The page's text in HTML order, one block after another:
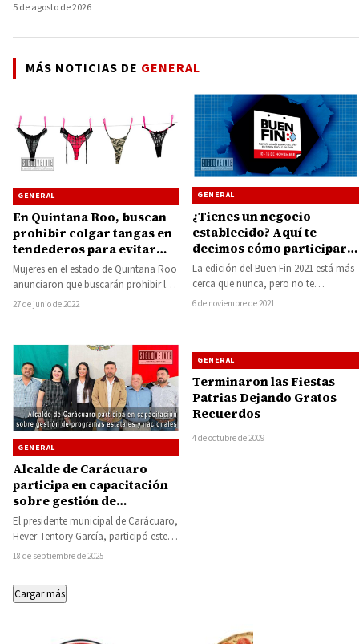
5 de agosto de 2026
MÁS NOTICIAS DE GENERAL
GENERAL
En Quintana Roo, buscan
prohibir colgar tangas en
tendederos para evitar
infidelidades
Mujeres en el estado de Quintana Roo
anunciaron que buscarán prohibir la
exhibición de tangas en tendederos
27 de junio de 2022
GENERAL
¿Tienes un negocio
establecido? Aquí te
decimos cómo participar
en el Buen Fin 2021
La edición del Buen Fin 2021 está más
cerca que nunca, pero no te
preocupes, aún puedes inscribir…
6 de noviembre de 2021
GENERAL
Alcalde de Carácuaro
participa en capacitación
sobre gestión de
programas estatales y
nacionales
El presidente municipal de Carácuaro,
Hever Tentory García, participó este
miércoles en la capacitación
18 de septiembre de 2025
GENERAL
Terminaron las Fiestas
Patrias Dejando Gratos
Recuerdos
4 de octubre de 2009
Cargar más